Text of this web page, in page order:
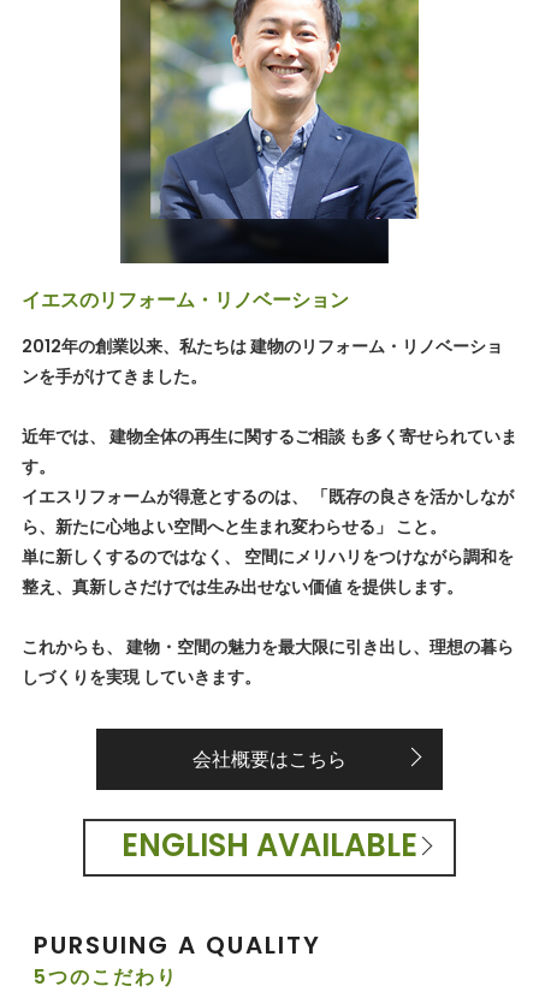
イエスのリフォーム・リノベーション
2012年の創業以来、私たちは 建物のリフォーム・リノベーショ
ンを手がけてきました。
近年では、 建物全体の再生に関するご相談 も多く寄せられていま
す。
イエスリフォームが得意とするのは、 「既存の良さを活かしなが
ら、新たに心地よい空間へと生まれ変わらせる」 こと。
単に新しくするのではなく、 空間にメリハリをつけながら調和を
整え、真新しさだけでは生み出せない価値 を提供します。
これからも、 建物・空間の魅力を最大限に引き出し、理想の暮ら
しづくりを実現 していきます。
会社概要はこちら
ENGLISH AVAILABLE
PURSUING A QUALITY
5つのこだわり